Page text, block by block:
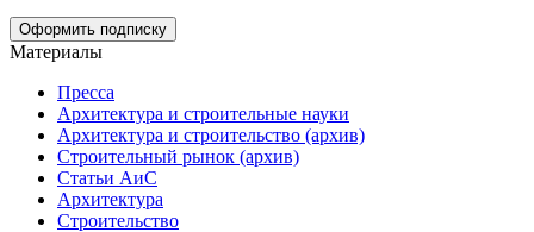
Материалы
Пресса
Архитектура и строительные науки
Архитектура и строительство (архив)
Строительный рынок (архив)
Статьи АиС
Архитектура
Строительство